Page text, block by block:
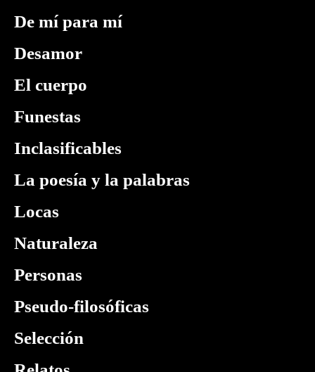
De mí para mí
Desamor
El cuerpo
Funestas
Inclasificables
La poesía y la palabras
Locas
Naturaleza
Personas
Pseudo-filosóficas
Selección